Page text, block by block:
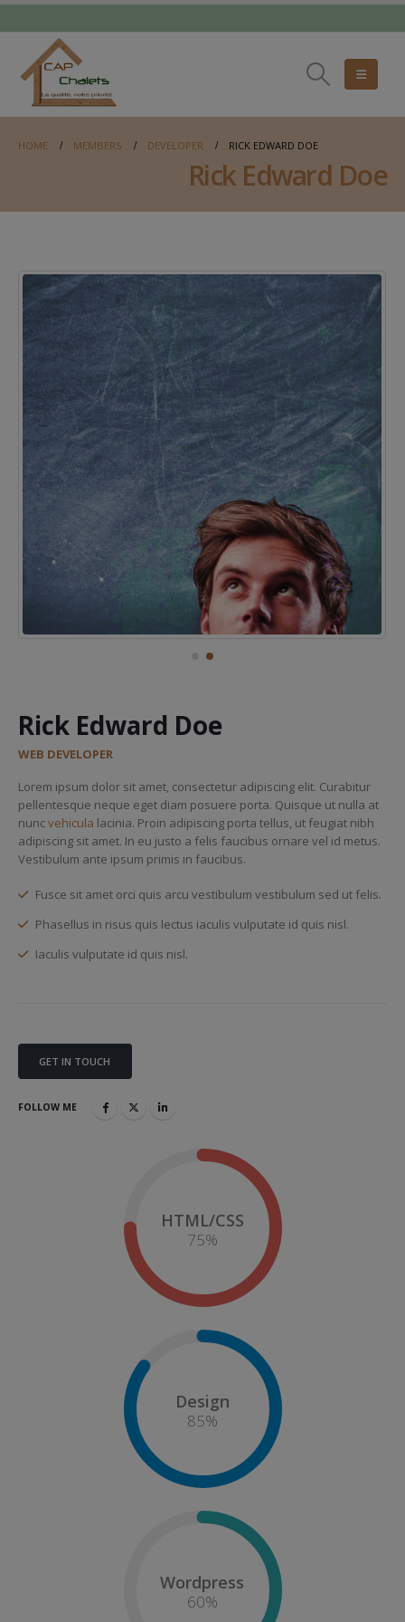
HOME MEMBERS DEVELOPER RICK EDWARD DOE
Rick Edward Doe
Rick Edward Doe
WEB DEVELOPER
Lorem ipsum dolor sit amet, consectetur adipiscing elit. Curabitur
pellentesque neque eget diam posuere porta. Quisque ut nulla at
nuncvehicula lacinia. Proin adipiscing porta tellus, ut feugiat nibh
adipiscing sit amet. In eu justo a felis faucibus ornare vel id metus.
Vestibulum ante ipsum primis in faucibus.
Fusce sit amet orci quis arcu vestibulum vestibulum sed ut felis.
Phasellus in risus quis lectus iaculis vulputate id quis nisl.
Iaculis vulputate id quis nisl.
GET IN TOUCH
FOLLOW ME
HTML/CSS
75%
Design
85%
Wordpress
60%